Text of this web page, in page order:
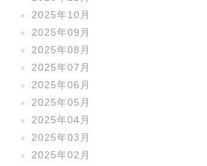
2025年10月
2025年09月
2025年08月
2025年07月
2025年06月
2025年05月
2025年04月
2025年03月
2025年02月